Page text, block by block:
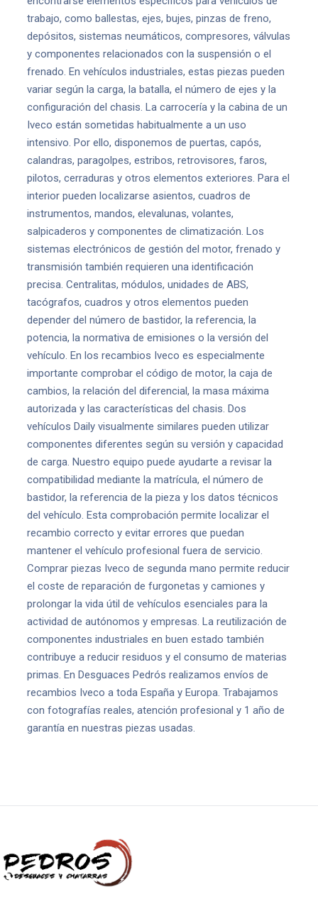
trabajo, como ballestas, ejes, bujes, pinzas de freno,
depósitos, sistemas neumáticos, compresores, válvulas
y componentes relacionados con la suspensión o el
frenado. En vehículos industriales, estas piezas pueden
variar según la carga, la batalla, el número de ejes y la
configuración del chasis. La carrocería y la cabina de un
Iveco están sometidas habitualmente a un uso
intensivo. Por ello, disponemos de puertas, capós,
calandras, paragolpes, estribos, retrovisores, faros,
pilotos, cerraduras y otros elementos exteriores. Para el
interior pueden localizarse asientos, cuadros de
instrumentos, mandos, elevalunas, volantes,
salpicaderos y componentes de climatización. Los
sistemas electrónicos de gestión del motor, frenado y
transmisión también requieren una identificación
precisa. Centralitas, módulos, unidades de ABS,
tacógrafos, cuadros y otros elementos pueden
depender del número de bastidor, la referencia, la
potencia, la normativa de emisiones o la versión del
vehículo. En los recambios Iveco es especialmente
importante comprobar el código de motor, la caja de
cambios, la relación del diferencial, la masa máxima
autorizada y las características del chasis. Dos
vehículos Daily visualmente similares pueden utilizar
componentes diferentes según su versión y capacidad
de carga. Nuestro equipo puede ayudarte a revisar la
compatibilidad mediante la matrícula, el número de
bastidor, la referencia de la pieza y los datos técnicos
del vehículo. Esta comprobación permite localizar el
recambio correcto y evitar errores que puedan
mantener el vehículo profesional fuera de servicio.
Comprar piezas Iveco de segunda mano permite reducir
el coste de reparación de furgonetas y camiones y
prolongar la vida útil de vehículos esenciales para la
actividad de autónomos y empresas. La reutilización de
componentes industriales en buen estado también
contribuye a reducir residuos y el consumo de materias
primas. En Desguaces Pedrós realizamos envíos de
recambios Iveco a toda España y Europa. Trabajamos
con fotografías reales, atención profesional y 1 año de
garantía en nuestras piezas usadas.